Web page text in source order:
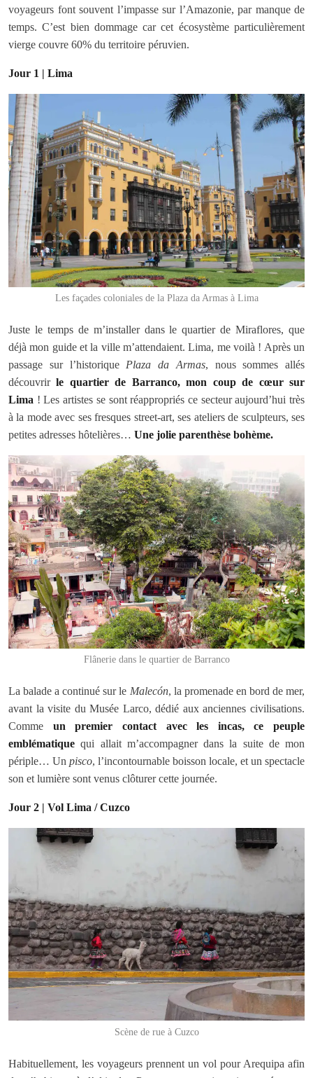
voyageurs font souvent l’impasse sur l’Amazonie, par manque de
temps. C’est bien dommage car cet écosystème particulièrement
vierge couvre 60% du territoire péruvien.
Jour 1 | Lima
Les façades coloniales de la Plaza da Armas à Lima
Juste le temps de m’installer dans le quartier de Miraflores, que
déjà mon guide et la ville m’attendaient. Lima, me voilà ! Après un
passage sur l’historique Plaza da Armas, nous sommes allés
découvrirle quartier de Barranco, mon coup de cœur sur
Lima ! Les artistes se sont réappropriés ce secteur aujourd’hui très
à la mode avec ses fresques street-art, ses ateliers de sculpteurs, ses
petites adresses hôtelières… Une jolie parenthèse bohème.
Flânerie dans le quartier de Barranco
La balade a continué sur le Malecón, la promenade en bord de mer,
avant la visite du Musée Larco, dédié aux anciennes civilisations.
Comme un premier contact avec les incas, ce peuple
emblématique qui allait m’accompagner dans la suite de mon
périple… Un pisco, l’incontournable boisson locale, et un spectacle
son et lumière sont venus clôturer cette journée.
Jour 2 | Vol Lima /Cuzco
Scène de rue à Cuzco
Habituellement, les voyageurs prennent un vol pour Arequipa afin